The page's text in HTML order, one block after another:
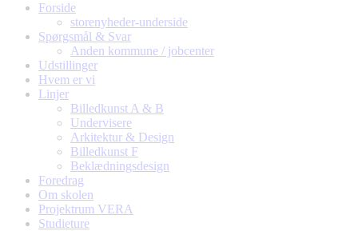
Forside
storenyheder-underside
Spørgsmål & Svar
Anden kommune / jobcenter
Udstillinger
Hvem er vi
Linjer
Billedkunst A & B
Undervisere
Arkitektur & Design
Billedkunst F
Beklædningsdesign
Foredrag
Om skolen
Projektrum VERA
Studieture